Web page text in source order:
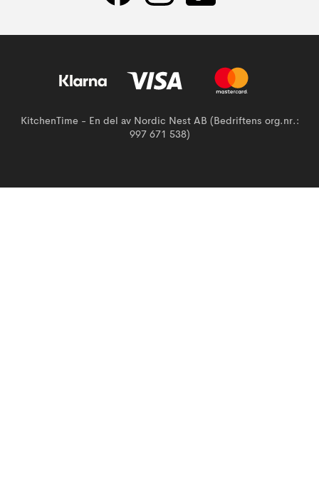
KitchenTime - En del av Nordic Nest AB (Bedriftens org.nr.:
997 671 538)